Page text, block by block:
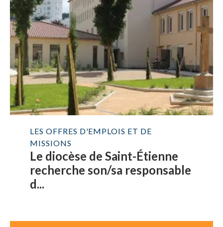
LES OFFRES D'EMPLOIS ET DE
MISSIONS
Le diocèse de Saint-Étienne
recherche son/sa responsable
d...